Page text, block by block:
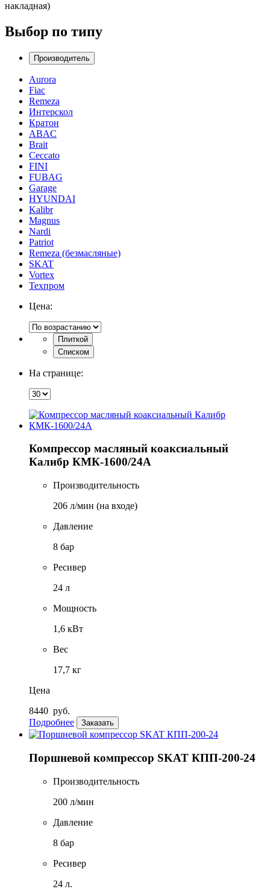
накладная)
Выбор по типу
Производитель
Aurora
Fiac
Remeza
Интерскол
Кратон
ABAC
Brait
Ceccato
FINI
FUBAG
Garage
HYUNDAI
Kalibr
Magnus
Nardi
Patriot
Remeza (безмасляные)
SKAT
Vortex
Техпром
Цена:
Плиткой
Списком
На странице:
Компрессор масляный коаксиальный
Калибр КМК-1600/24А
Производительность
206 л/мин (на входе)
Давление
8 бар
Ресивер
24 л
Мощность
1,6 кВт
Вес
17,7 кг
Цена
8440 руб.
Подробнее
Заказать
Поршневой компрессор SKAT КПП-200-24
Производительность
200 л/мин
Давление
8 бар
Ресивер
24 л.